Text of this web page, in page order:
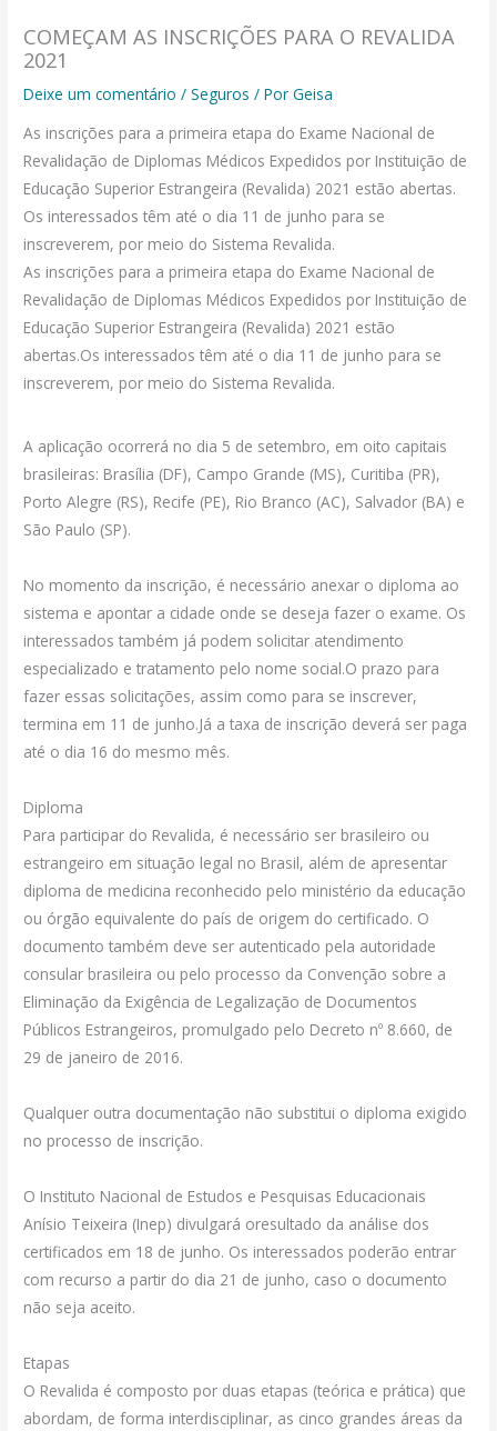
COMEÇAM AS INSCRIÇÕES PARA O REVALIDA
2021
Deixe um comentário /Seguros / PorGeisa
As inscrições para a primeira etapa do Exame Nacional de
Revalidação de Diplomas Médicos Expedidos por Instituição de
Educação Superior Estrangeira (Revalida) 2021 estão abertas.
Os interessados têm até o dia 11 de junho para se
inscreverem, por meio do Sistema Revalida.
As inscrições para a primeira etapa do Exame Nacional de
Revalidação de Diplomas Médicos Expedidos por Instituição de
Educação Superior Estrangeira (Revalida) 2021 estão
abertas.Os interessados têm até o dia 11 de junho para se
inscreverem, por meio do Sistema Revalida.
A aplicação ocorrerá no dia 5 de setembro, em oito capitais
brasileiras: Brasília (DF), Campo Grande (MS), Curitiba (PR),
Porto Alegre (RS), Recife (PE), Rio Branco (AC), Salvador (BA) e
São Paulo (SP).
No momento da inscrição, é necessário anexar o diploma ao
sistema e apontar a cidade onde se deseja fazer o exame. Os
interessados também já podem solicitar atendimento
especializado e tratamento pelo nome social.O prazo para
fazer essas solicitações, assim como para se inscrever,
termina em 11 de junho.Já a taxa de inscrição deverá ser paga
até o dia 16 do mesmo mês.
Diploma
Para participar do Revalida, é necessário ser brasileiro ou
estrangeiro em situação legal no Brasil, além de apresentar
diploma de medicina reconhecido pelo ministério da educação
ou órgão equivalente do país de origem do certificado. O
documento também deve ser autenticado pela autoridade
consular brasileira ou pelo processo da Convenção sobre a
Eliminação da Exigência de Legalização de Documentos
Públicos Estrangeiros, promulgado pelo Decreto nº 8.660, de
29 de janeiro de 2016.
Qualquer outra documentação não substitui o diploma exigido
no processo de inscrição.
O Instituto Nacional de Estudos e Pesquisas Educacionais
Anísio Teixeira (Inep) divulgará oresultado da análise dos
certificados em 18 de junho. Os interessados poderão entrar
com recurso a partir do dia 21 de junho, caso o documento
não seja aceito.
Etapas
O Revalida é composto por duas etapas (teórica e prática) que
abordam, de forma interdisciplinar, as cinco grandes áreas da